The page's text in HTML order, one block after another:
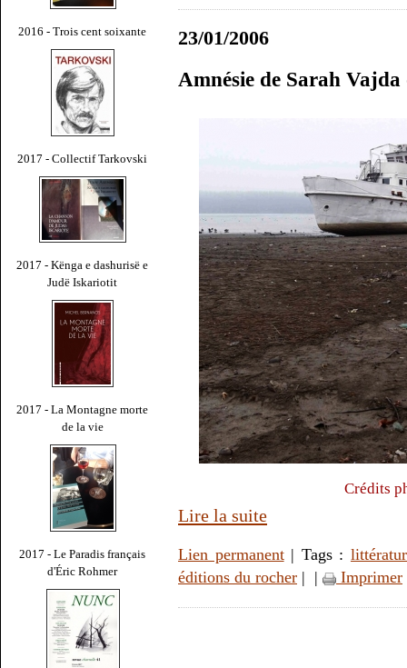
2016 - Trois cent soixante
2017 - Collectif Tarkovski
2017 - Kënga e dashurisë e
Judë Iskariotit
2017 - La Montagne morte
de la vie
2017 - Le Paradis français
d'Éric Rohmer
23/01/2006
Amnésie de Sarah
Crédits
Lire la suite
Lien permanent| Tags :
éditions du rocher | | Imprimer